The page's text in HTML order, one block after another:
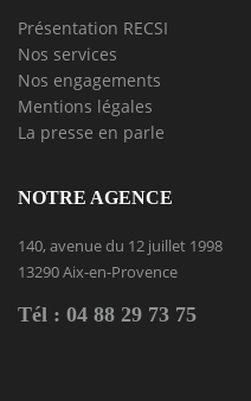
Présentation RECSI
Nos services
Nos engagements
Mentions légales
La presse en parle
NOTRE AGENCE
140, avenue du 12 juillet 1998
13290 Aix-en-Provence
Tél : 04 88 29 73 75